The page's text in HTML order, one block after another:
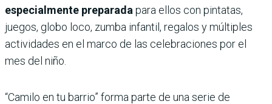
especialmente preparada para ellos con pintatas,
juegos, globo loco, zumba infantil, regalos y múltiples
actividades en el marco de las celebraciones por el
mes del niño.
“Camilo en tu barrio” forma parte de una serie de